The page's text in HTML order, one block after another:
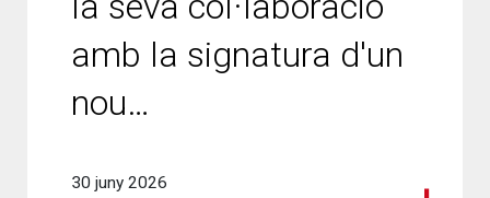
amb la signatura d'un
nou…